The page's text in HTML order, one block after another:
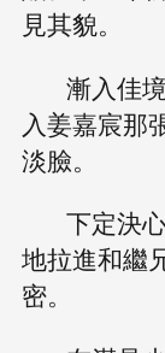
見其貌。
漸入佳
入姜嘉宸那
淡臉。
下定決
地拉進和繼
密。